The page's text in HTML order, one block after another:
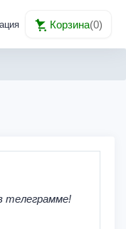
Корзина(0)
телеграмме!